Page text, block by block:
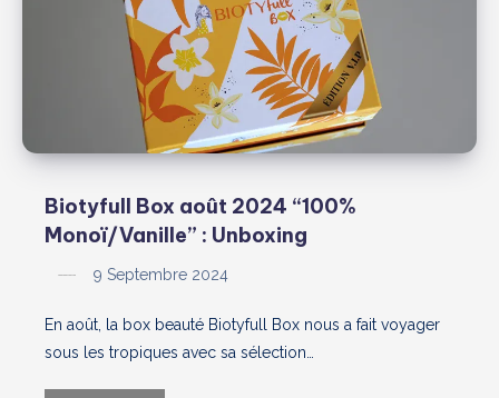
enchanté
Biotyfull Box août 2024 “100%
Monoï/Vanille” : Unboxing
9 Septembre 2024
En août, la box beauté Biotyfull Box nous a fait voyager
sous les tropiques avec sa sélection…